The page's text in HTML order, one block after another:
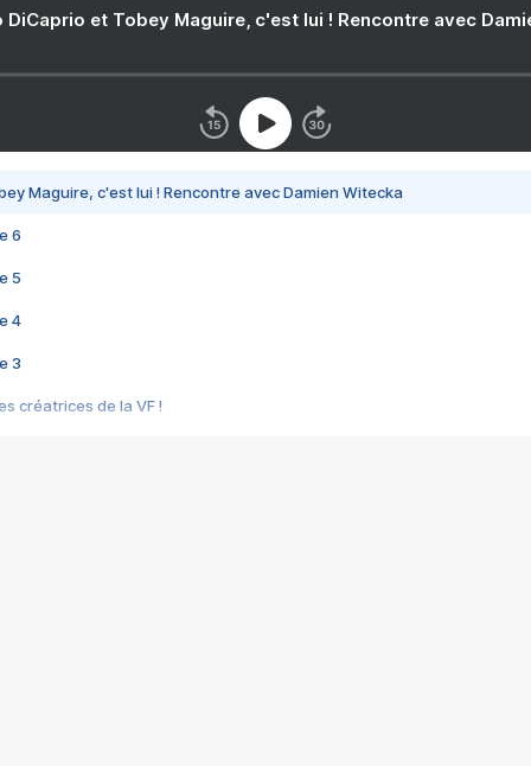
DiCaprio et Tobey Maguire, c'est lui ! Rencontre avec
Maguire, c'est lui ! Rencontre avec Damien Witecka
6
5
4
3
créatrices de la VF !